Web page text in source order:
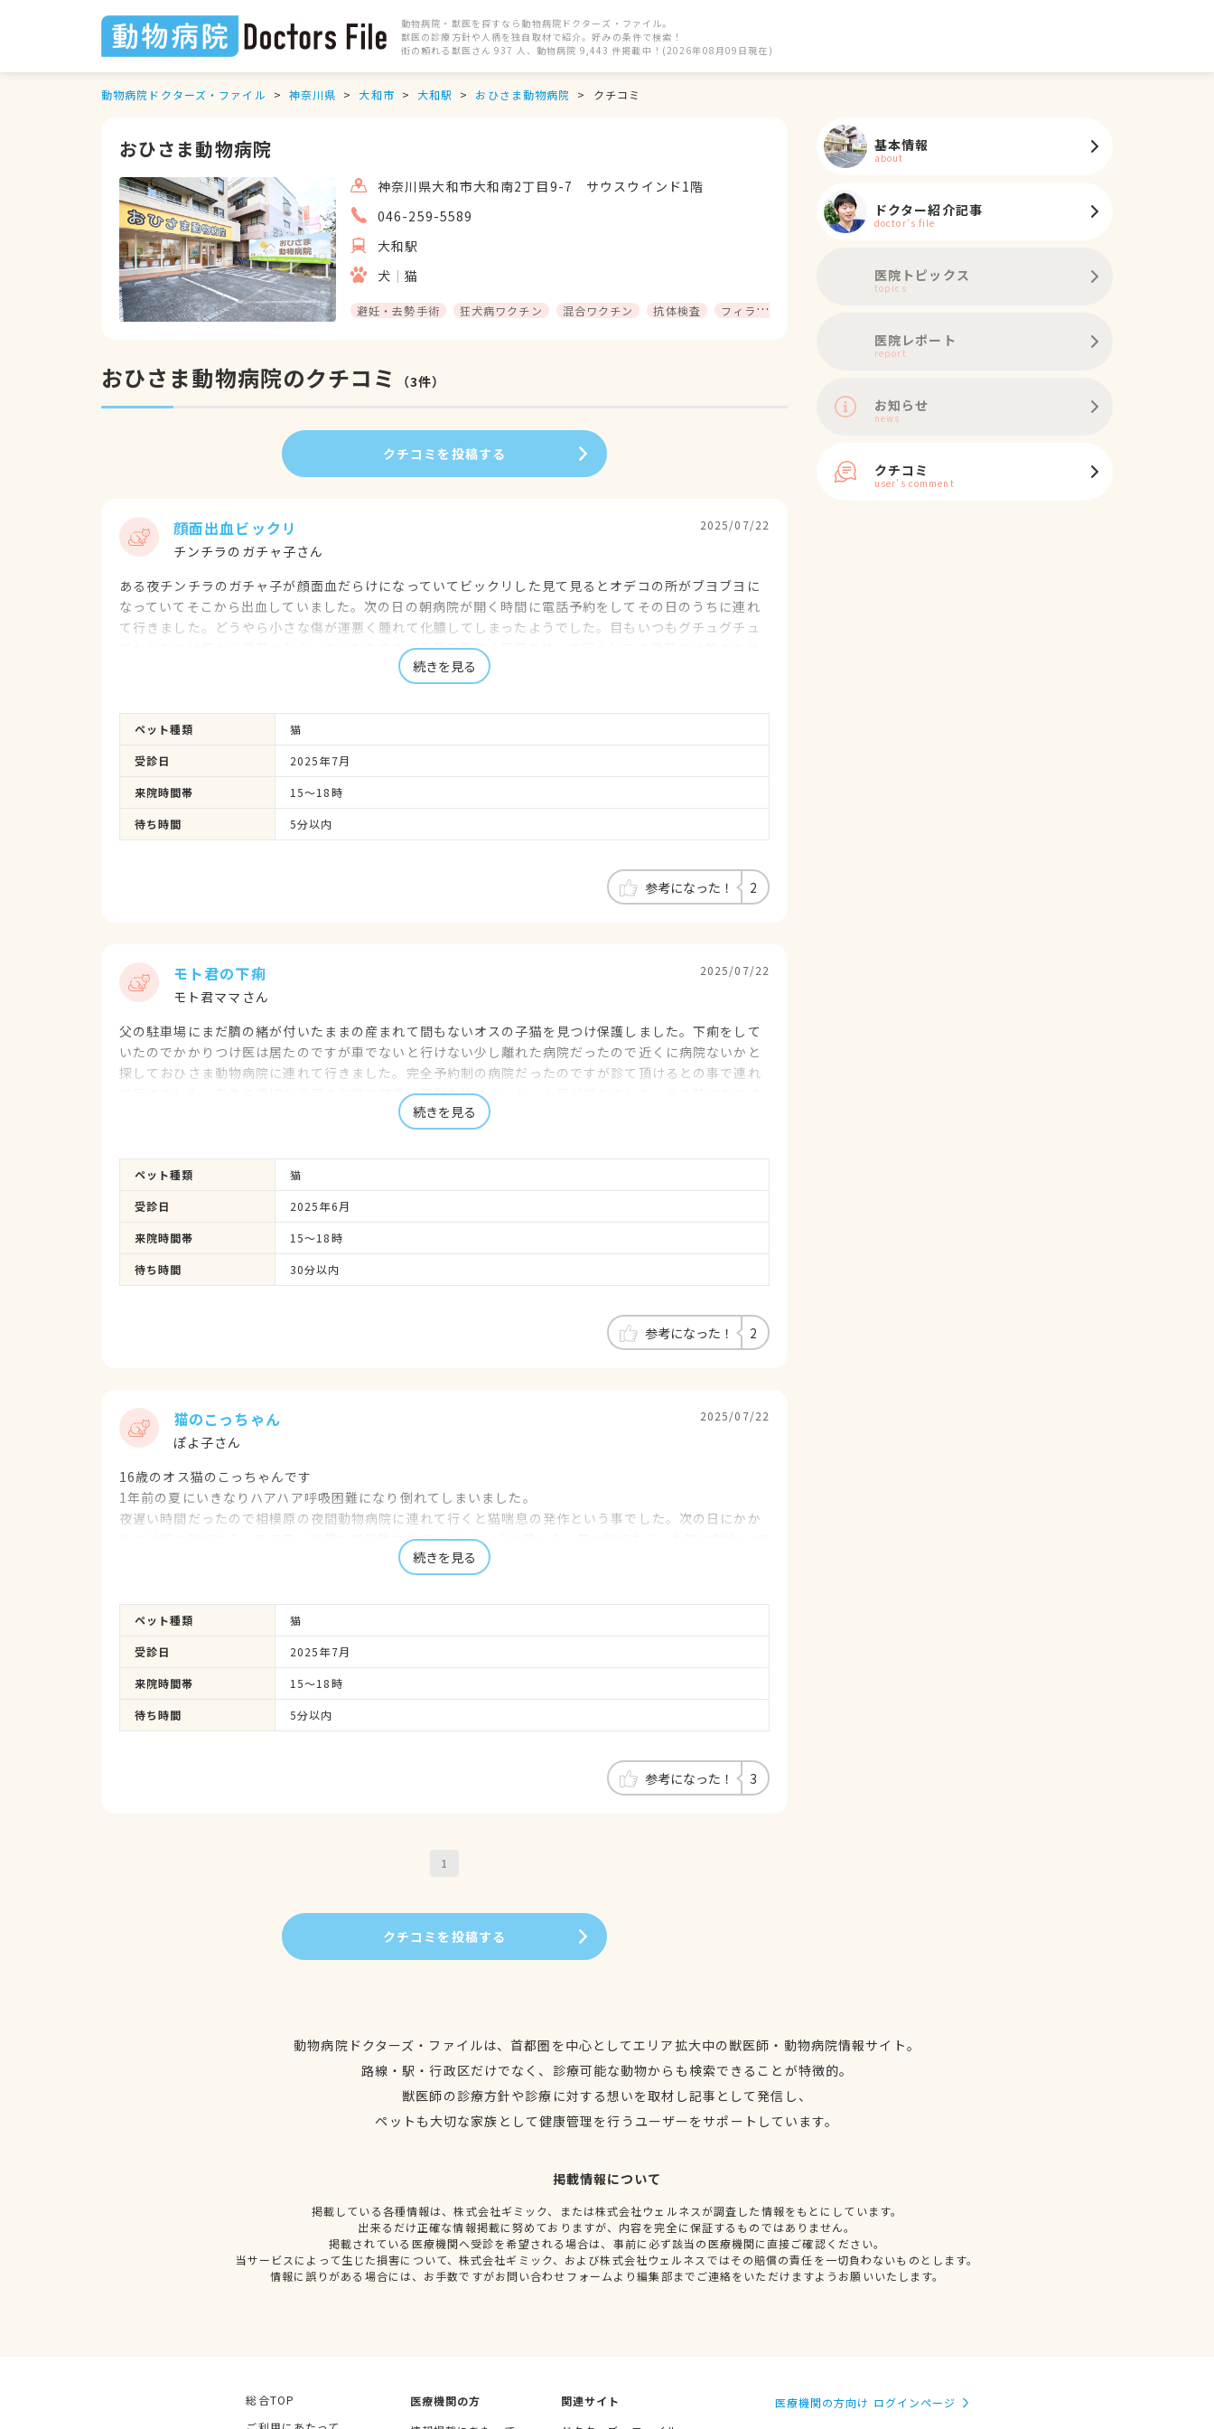
動物病院・獣医を探すなら動物病院ドクターズ・ファイル。
獣医の診療方針や人柄を独自取材で紹介。好みの条件で検索！
街の頼れる獣医さん 937 人、動物病院 9,443 件掲載中！(2026年08月09日現在)
動物病院ドクターズ・ファイル 神奈川県 大和市 大和駅 おひさま動物病院 クチコミ
おひさま動物病院
神奈川県大和市大和南2丁目9-7 サウスウインド1階
046-259-5589
大和駅
犬
猫
避妊・去勢手術 狂犬病ワクチン 混合ワクチン 抗体検査 フィラリア予防
おひさま動物病院のクチコミ （3件）
クチコミを投稿する
顔面出血ビックリ
チンチラのガチャ子さん
2025/07/22
ある夜チンチラのガチャ子が顔面血だらけになっていてビックリした見て見るとオデコの所がブヨブヨに
なっていてそこから出血していました。次の日の朝病院が開く時間に電話予約をしてその日のうちに連れ
て行きました。どうやら小さな傷が運悪く腫れて化膿してしまったようでした。目もいつもグチュグチュ
でかかりつけ医から目薬はもらっていたのですが全然効果無く目薬も持って行くとこの目薬では効きませ
んよ、ずっと昔の治療法です。と言われて目薬や外用薬飲み薬など処方して頂きすっかり良くなりまし
た。今までの動物病院にはもう連れて行くのはやめようと思っています。徒歩圏内にこんなよいおひさま
いて下さり分かりやすく説明してくれる頼れる先生です。スタッフの方々も皆親切でありがとうございま
すの感謝の気持ちでいっぱいです。これからも末永くよろしくお願いします。
続きを見る
ペット種類 猫
受診日 2025年7月
来院時間帯 15～18時
待ち時間 5分以内
参考になった！ 2
モト君の下痢
モト君ママさん
2025/07/22
父の駐車場にまだ臍の緒が付いたままの産まれて間もないオスの子猫を見つけ保護しました。下痢をして
いたのでかかりつけ医は居たのですが車でないと行けない少し離れた病院だったので近くに病院ないかと
探しておひさま動物病院に連れて行きました。完全予約制の病院だったのですが診て頂けるとの事で連れ
て行きました。先生の適切な治療のお陰で無事に下剤も治りやっと一か月が経ちました。あの時におひさ
ま動物病院を受診して本当に良かったです。我が家には犬二匹とモト君入れて三匹の猫がいます。これか
らはこちらの病院をホームドクターにと思っています。院長先生これからもよろしくお願いします。最後
て頂き感謝しかありません。
続きを見る
ペット種類 猫
受診日 2025年6月
来院時間帯 15～18時
待ち時間 30分以内
参考になった！ 2
猫のこっちゃん
ぽよ子さん
2025/07/22
16歳のオス猫のこっちゃんです
1年前の夏にいきなりハアハア呼吸困難になり倒れてしまいました。
夜遅い時間だったので相模原の夜間動物病院に連れて行くと猫喘息の発作という事でした。次の日にかか
りつけ医に診てもらいステロイド薬を毎日飲ませていました。1か月ぐらい前に診てもらった時に脱水して
いるから毎日100㍉の点滴をして下さいと言われ家で点滴していたら呼吸困難になってしまい近くのおひ
さま動物病院の院長先生に動画を見てもらった所すぐ連れて来て下さいと言われ連れて行きました。身体
酸素室に入れて血液検査超音波レントゲンと1時間位時間をかけて猫に負担のかからない様検査してもらい
ました。
ま動物病院の先生のお陰で一命を助けて頂きました。先生の適切な薬アドバイスのお陰で又歩けるまでに
なりましたが押しつぶされた肺は元に戻る事は無いかも知れないとの事です。かかりつけ医だった先生の
言う通り点滴や下剤1か月どんなに辛かった事かと思うと涙が止まりません。おひさま動物病院に巡り会え
続きを見る
ペット種類 猫
受診日 2025年7月
来院時間帯 15～18時
待ち時間 5分以内
参考になった！ 3
1
クチコミを投稿する
基本情報
about
ドクター紹介記事
doctor's file
医院トピックス
topics
医院レポート
report
お知らせ
news
クチコミ
user's comment
動物病院ドクターズ・ファイルは、首都圏を中心としてエリア拡大中の獣医師・動物病院情報サイト。
路線・駅・行政区だけでなく、診療可能な動物からも検索できることが特徴的。
獣医師の診療方針や診療に対する想いを取材し記事として発信し、
ペットも大切な家族として健康管理を行うユーザーをサポートしています。
掲載情報について
掲載している各種情報は、株式会社ギミック、または株式会社ウェルネスが調査した情報をもとにしています。
出来るだけ正確な情報掲載に努めておりますが、内容を完全に保証するものではありません。
掲載されている医療機関へ受診を希望される場合は、事前に必ず該当の医療機関に直接ご確認ください。
当サービスによって生じた損害について、株式会社ギミック、および株式会社ウェルネスではその賠償の責任を一切負わないものとします。
情報に誤りがある場合には、お手数ですがお問い合わせフォームより編集部までご連絡をいただけますようお願いいたします。
総合TOP
医療機関の方
関連サイト
医療機関の方向け ログインページ